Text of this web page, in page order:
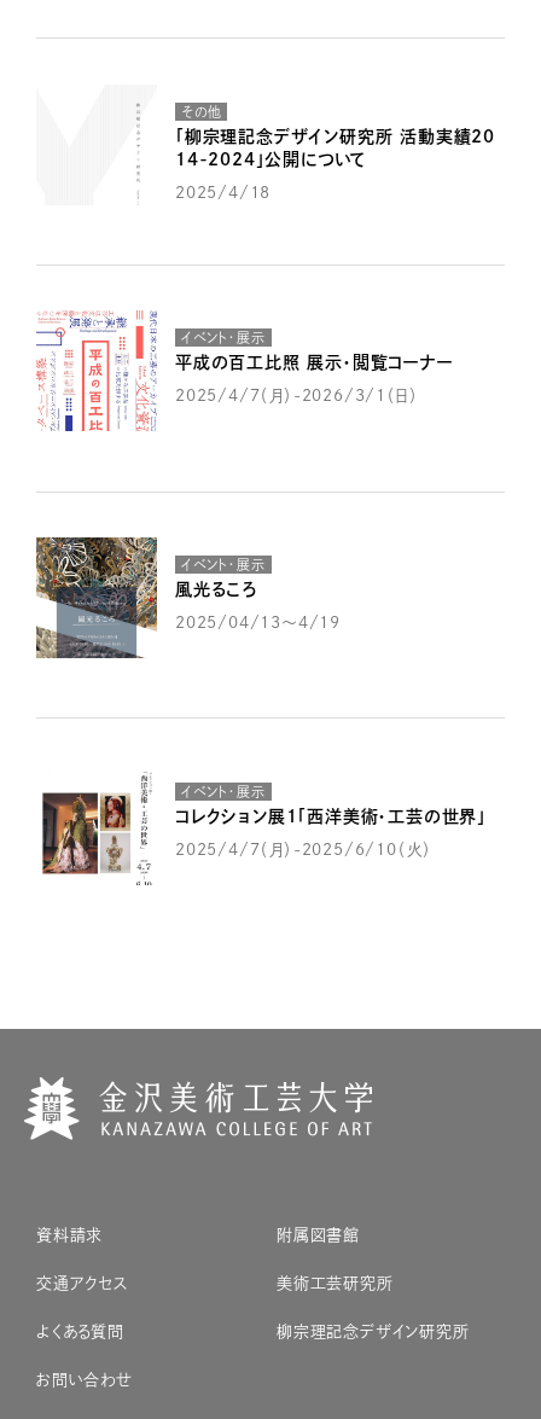
その他
「柳宗理記念デザイン研究所 活動実績20
14-2024」公開について
2025/4/18
イベント・展示
平成の百工比照 展示・閲覧コーナー
2025/4/7（月）-2026/3/1（日）
イベント・展示
風光るころ
2025/04/13～4/19
イベント・展示
コレクション展1「西洋美術・工芸の世界」
2025/4/7（月）-2025/6/10（火）
資料請求
交通アクセス
よくある質問
お問い合わせ
附属図書館
美術工芸研究所
柳宗理記念デザイン研究所